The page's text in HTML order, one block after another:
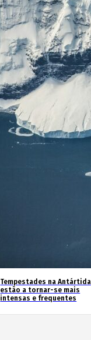
Tempestades na Antártida
estão a tornar-se mais
intensas e frequentes